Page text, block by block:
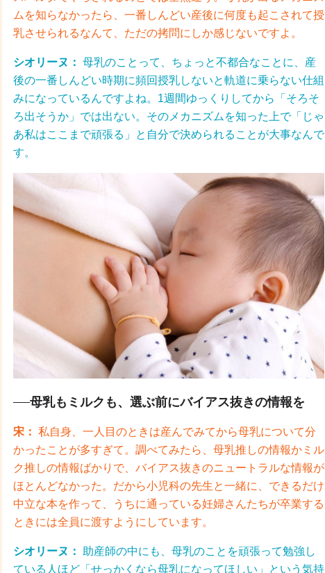
ムを知らなかったら、一番しんどい産後に何度も起こされて授
乳させられるなんて、ただの拷問にしか感じないですよ。
シオリーヌ： 母乳のことって、ちょっと不都合なことに、産
後の一番しんどい時期に頻回授乳しないと軌道に乗らない仕組
みになっているんですよね。1週間ゆっくりしてから「そろそ
ろ出そうか」では出ない。そのメカニズムを知った上で「じゃ
あ私はここまで頑張る」と自分で決められることが大事なんで
す。
母乳もミルクも、選ぶ前にバイアス抜きの情報を
宋： 私自身、一人目のときは産んでみてから母乳について分
かったことが多すぎて。調べてみたら、母乳推しの情報かミル
ク推しの情報ばかりで、バイアス抜きのニュートラルな情報が
ほとんどなかった。だから小児科の先生と一緒に、できるだけ
中立な本を作って、うちに通っている妊婦さんたちが卒業する
ときには全員に渡すようにしています。
シオリーヌ：
助産師の中にも、母乳のことを頑張って勉強し
ている人ほど「せっかくなら母乳になってほしい」という気持